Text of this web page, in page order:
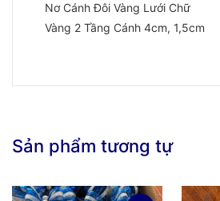
Nơ Cánh Đôi Vàng Lưới Chữ
Vàng 2 Tầng Cánh 4cm, 1,5cm
Sản phẩm tương tự